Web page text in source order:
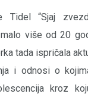
Tidel “Sjaj
više od 20
tada ispričala
i odnosi o
kroz